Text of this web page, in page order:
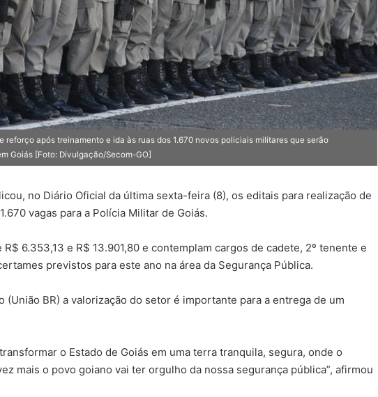
reforço após treinamento e ida às ruas dos 1.670 novos policiais militares que serão
Goiás [Foto: Divulgação/Secom-GO]
no Diário Oficial da última sexta-feira (8), os editais para realização de
vagas para a Polícia Militar de Goiás.
6.353,13 e R$ 13.901,80 e contemplam cargos de cadete, 2º tenente e
previstos para este ano na área da Segurança Pública.
(União BR) a valorização do setor é importante para a entrega de um
o Estado de Goiás em uma terra tranquila, segura, onde o
mais o povo goiano vai ter orgulho da nossa segurança pública”, afirmou